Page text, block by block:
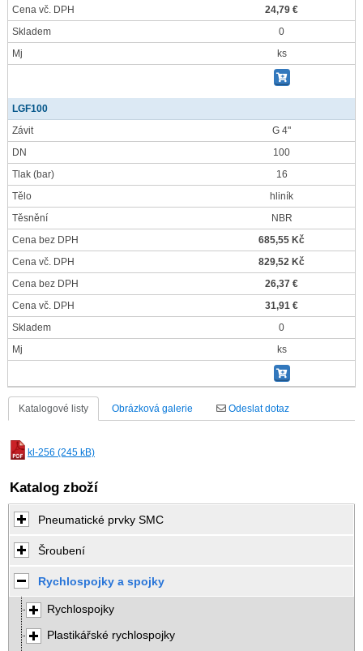
Cena vč. DPH
24,79 €
Skladem
0
Mj
ks
LGF100
Závit
G 4"
DN
100
Tlak (bar)
16
Tělo
hliník
Těsnění
NBR
Cena bez DPH
685,55 Kč
Cena vč. DPH
829,52 Kč
Cena bez DPH
26,37 €
Cena vč. DPH
31,91 €
Skladem
0
Mj
ks
Katalogové listy Obrázková galerie Odeslat dotaz
kl-256 (245 kB)
Katalog zboží
Pneumatické prvky SMC
Šroubení
Rychlospojky a spojky
Rychlospojky
Plastikářské rychlospojky